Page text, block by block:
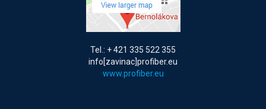
Tel.: + 421 335 522 355
info[zavinac]profiber.eu
www.profiber.eu